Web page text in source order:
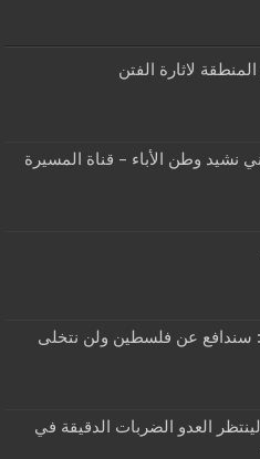
لاثارة الفتن
نشيد وطن الأباء – قناة المسيرة
: سندافع عن فلسطين ولن نتخلى
العدو الضربات الدقيقة في